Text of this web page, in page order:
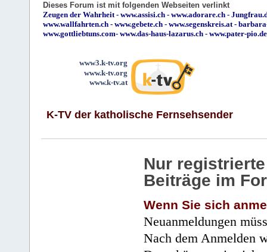
Dieses Forum ist mit folgenden Webseiten verlinkt
Zeugen der Wahrheit- www.assisi.ch - www.adorare.ch -
www.wallfahrten.ch - www.gebete.ch - www.segenskreis.at-
www.gottliebtuns.com- www.das-haus-lazarus.ch - www.pater-pio.de
www3.k-tv.org
www.k-tv.org
www.k-tv.at
K-TV der katholische Fernsehsender
Nur
Beiträge im
Wenn Sie sich
Neuanmeldungen
Nach dem Anmelden